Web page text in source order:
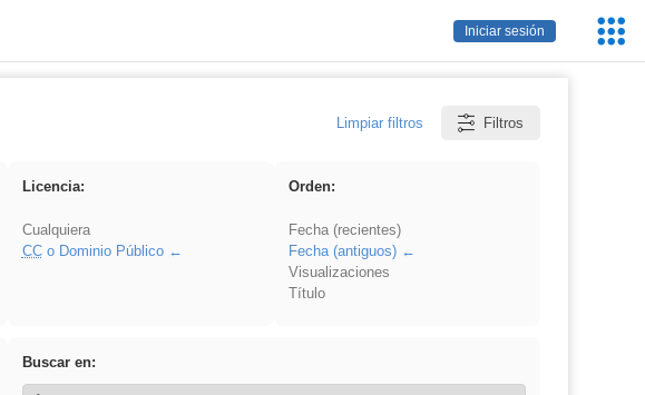
Iniciar sesión
Limpiar filtros Filtros
Licencia:
Cualquiera
CCo Dominio Público
Orden:
Fecha (recientes)
Fecha (antiguos)
Visualizaciones
Título
Buscar en: